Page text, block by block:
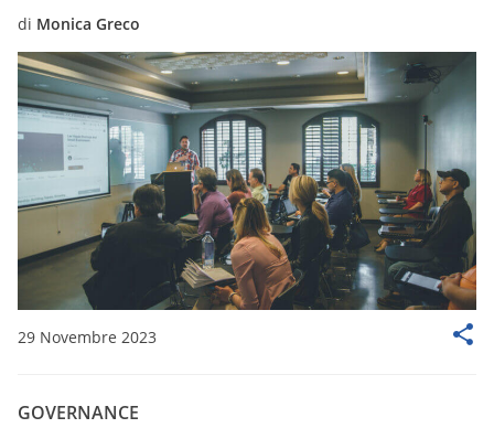
di Monica Greco
29 Novembre 2023
GOVERNANCE